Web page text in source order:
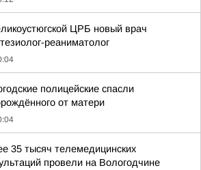
ЦРБ новый врач
реаниматолог
полицейские спасли
от матери
35 тысяч телемедицинских
провели на Вологодчине